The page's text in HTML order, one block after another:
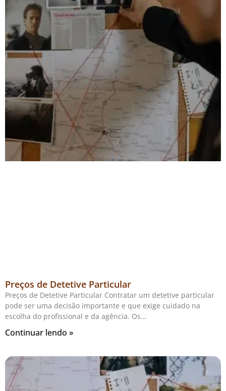
Preços de Detetive Particular
Preços de Detetive Particular Contratar um detetive particular
pode ser uma decisão importante e que exige cuidado na
escolha do profissional e da agência. Os
Continuar lendo »